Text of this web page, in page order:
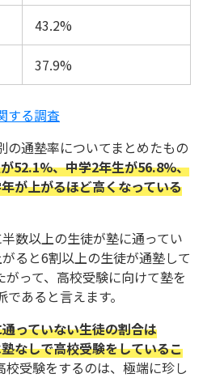
43.2%
37.9%
する調査
の通塾率についてまとめたもの
52.1%、中学2年生が56.8%、
が上がるほど高くなっている
数以上の生徒が塾に通ってい
ると6割以上の生徒が通塾して
って、高校受験に向けて塾を
あると言えます。
っていない生徒の割合は
なしで高校受験をしているこ
校受験をするのは、極端に珍し